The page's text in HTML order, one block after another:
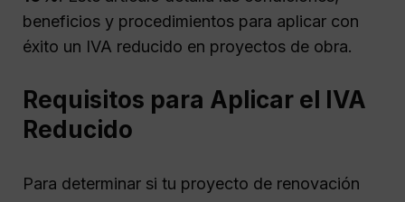
beneficios y procedimientos para aplicar con
éxito un IVA reducido en proyectos de obra.
Requisitos para Aplicar el IVA
Reducido
Para determinar si tu proyecto de renovación